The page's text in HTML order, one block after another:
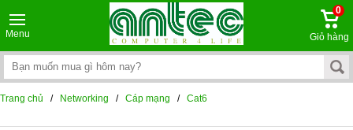
Menu
0
Giỏ hàng
Trang chủ / Networking / Cáp mạng / Cat6